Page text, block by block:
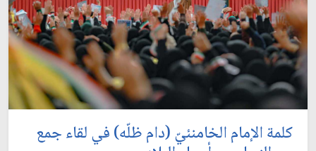
كلمة الإمام الخامنئيّ (دام ظلّه) في لقاء جمع